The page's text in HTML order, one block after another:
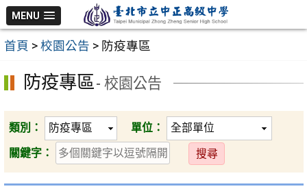
跳
至
主
區
MENU
首頁 > 校園公告 > 防疫專區
防疫專區- 校園公告
類別：
單位：
關鍵字：
送
出